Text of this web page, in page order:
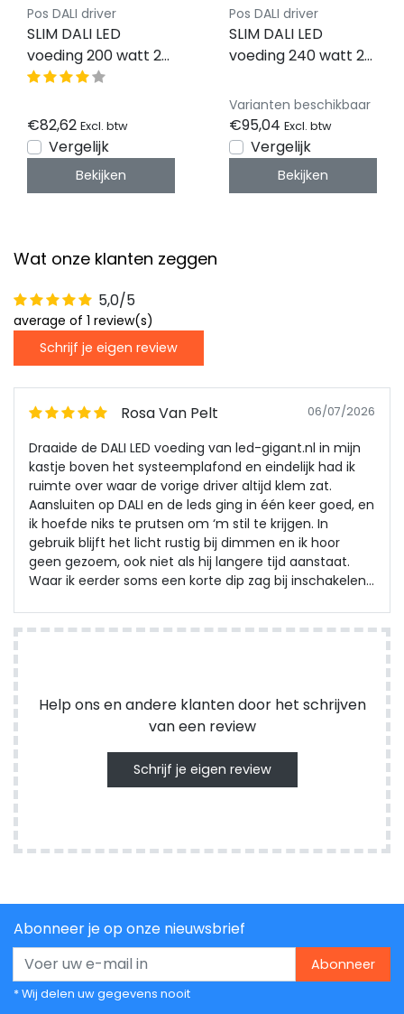
Pos DALI driver
SLIM DALI LED
voeding 200 watt 24
volt 8,33 Ampère -
FTPC200V24-DA
€82,62 Excl. btw
Vergelijk
Bekijken
Pos DALI driver
SLIM DALI LED
voeding 240 watt 24
IP20 - compact -
FTPC240V24-DA
Varianten beschikbaar
€95,04 Excl. btw
Vergelijk
Bekijken
Wat onze klanten zeggen
5,0/5
average of 1 review(s)
Schrijf je eigen review
Rosa Van Pelt 06/07/2026
Draaide de DALI LED voeding van led-gigant.nl in mijn
kastje boven het systeemplafond en eindelijk had ik
ruimte over waar de vorige driver altijd klem zat.
Aansluiten op DALI en de leds ging in één keer goed, en
ik hoefde niks te prutsen om ‘m stil te krijgen. In
gebruik blijft het licht rustig bij dimmen en ik hoor
geen gezoem, ook niet als hij langere tijd aanstaat.
Waar ik eerder soms een korte dip zag bij inschakelen,
24-DA draait nu mee in het project alsof hij er altijd al
zat.
Help ons en andere klanten door het schrijven
van een review
Schrijf je eigen review
Abonneer je op onze nieuwsbrief
Abonneer
* Wij delen uw gegevens nooit